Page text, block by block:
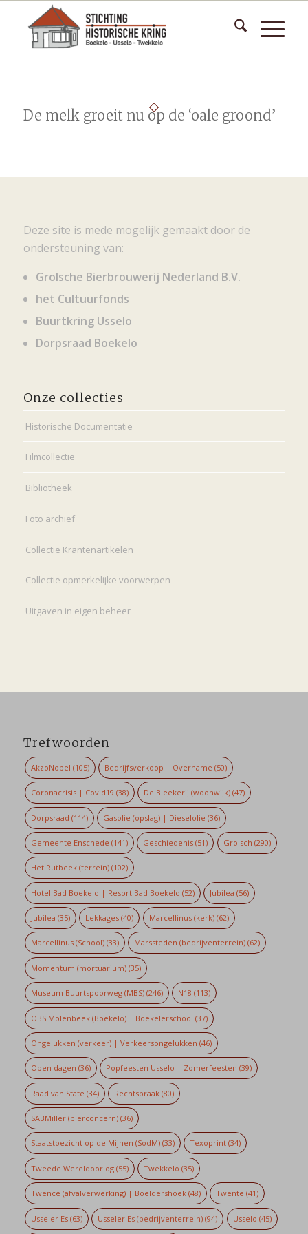
De melk groeit nu op de ‘oale groond’
Deze site is mede mogelijk gemaakt door de
ondersteuning van:
Grolsche Bierbrouwerij Nederland B.V.
het Cultuurfonds
Buurtkring Usselo
Dorpsraad Boekelo
Onze collecties
Historische Documentatie
Filmcollectie
Bibliotheek
Foto archief
Collectie Krantenartikelen
Collectie opmerkelijke voorwerpen
Uitgaven in eigen beheer
Trefwoorden
AkzoNobel (105) Bedrijfsverkoop | Overname (50)
Coronacrisis | Covid19 (38) De Bleekerij (woonwijk) (47)
Dorpsraad (114) Gasolie (opslag) | Dieselolie (36)
Gemeente Enschede (141) Geschiedenis (51) Grolsch (290)
Het Rutbeek (terrein)(102)
Hotel Bad Boekelo | Resort Bad Boekelo (52) Jubilea (56)
Jubilea (35) Lekkages (40) Marcellinus (kerk)(62)
Marcellinus (School)(33) Marssteden (bedrijventerrein) (62)
Momentum (mortuarium)(35)
Museum Buurtspoorweg (MBS)(246) N18 (113)
OBS Molenbeek (Boekelo) | Boekelerschool (37)
Ongelukken (verkeer) | Verkeersongelukken (46)
Open dagen (36) Popfeesten Usselo | Zomerfeesten (39)
Raad van State (34) Rechtspraak (80)
SABMiller (bierconcern)(36)
Staatstoezicht op de Mijnen (SodM)(33) Texoprint (34)
Tweede Wereldoorlog(55) Twekkelo (35)
Twence (afvalverwerking) | Boeldershoek(48) Twente (41)
Usseler Es(63) Usseler Es (bedrijventerrein) (94) Usselo (45)